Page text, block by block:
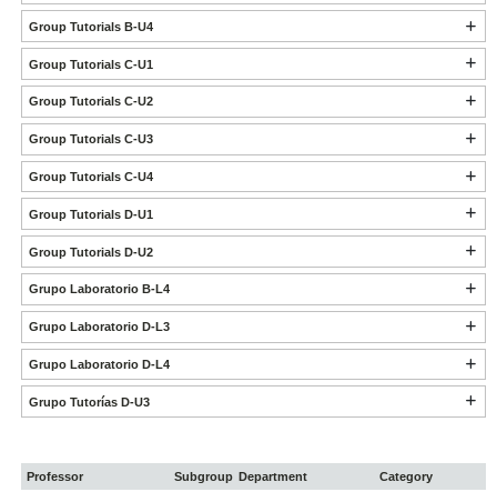
Group Tutorials B-U4
Group Tutorials C-U1
Group Tutorials C-U2
Group Tutorials C-U3
Group Tutorials C-U4
Group Tutorials D-U1
Group Tutorials D-U2
Grupo Laboratorio B-L4
Grupo Laboratorio D-L3
Grupo Laboratorio D-L4
Grupo Tutorías D-U3
Professor Subgroup Department Category